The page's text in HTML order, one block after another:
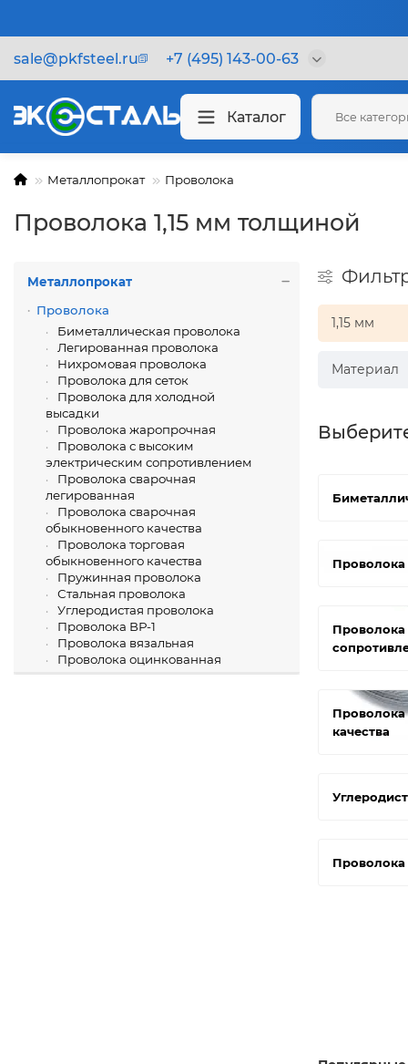
sale@pkfsteel.ru +7 (495) 143-00-63
Каталог Все
Металлопрокат Проволока
Проволока 1,15 мм толщиной
Металлопрокат
Проволока
Биметаллическая проволока
Легированная проволока
Нихромовая проволока
Проволока для сеток
Проволока для холодной
высадки
Проволока жаропрочная
Проволока с высоким
электрическим сопротивлением
Проволока сварочная
легированная
Проволока сварочная
обыкновенного качества
Проволока торговая
обыкновенного качества
Пружинная проволока
Стальная проволока
Углеродистая проволока
Проволока ВР-1
Проволока вязальная
Проволока оцинкованная
1,15 мм
Материал
Проволока
Проволока
качества
Проволока